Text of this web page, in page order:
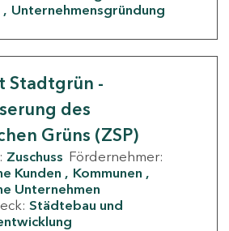
Unternehmensgründung
Stadtgrün -
des
Grüns (ZSP)
Zuschuss Fördernehmer:
Kunden
Kommunen
Unternehmen
Städtebau und